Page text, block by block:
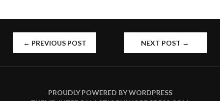
POST
← PREVIOUS POST NEXT POST →
PROUDLY POWERED BY WORDPRESS